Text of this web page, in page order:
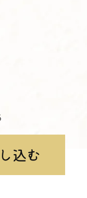
込む